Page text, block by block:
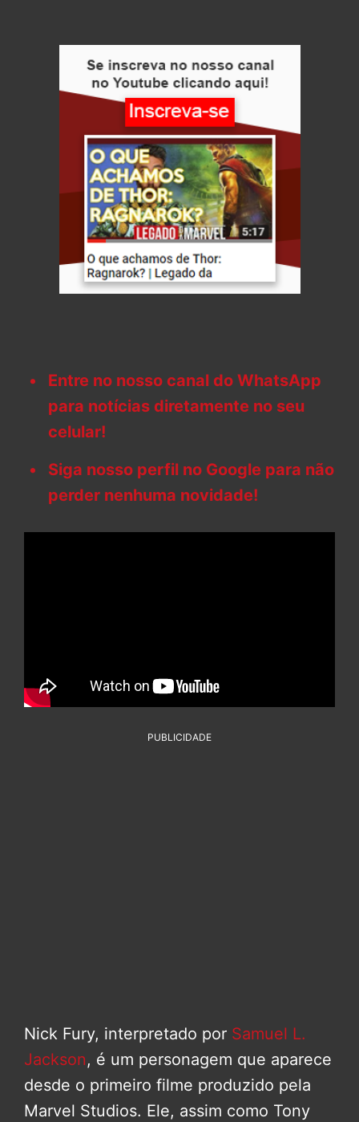
Entre no nosso canal do WhatsApp
para notícias diretamente no seu
celular!
Siga nosso perfil no Google para não
perder nenhuma novidade!
PUBLICIDADE
Nick Fury, interpretado por Samuel L.
Jackson, é um personagem que aparece
desde o primeiro filme produzido pela
Marvel Studios. Ele, assim como Tony